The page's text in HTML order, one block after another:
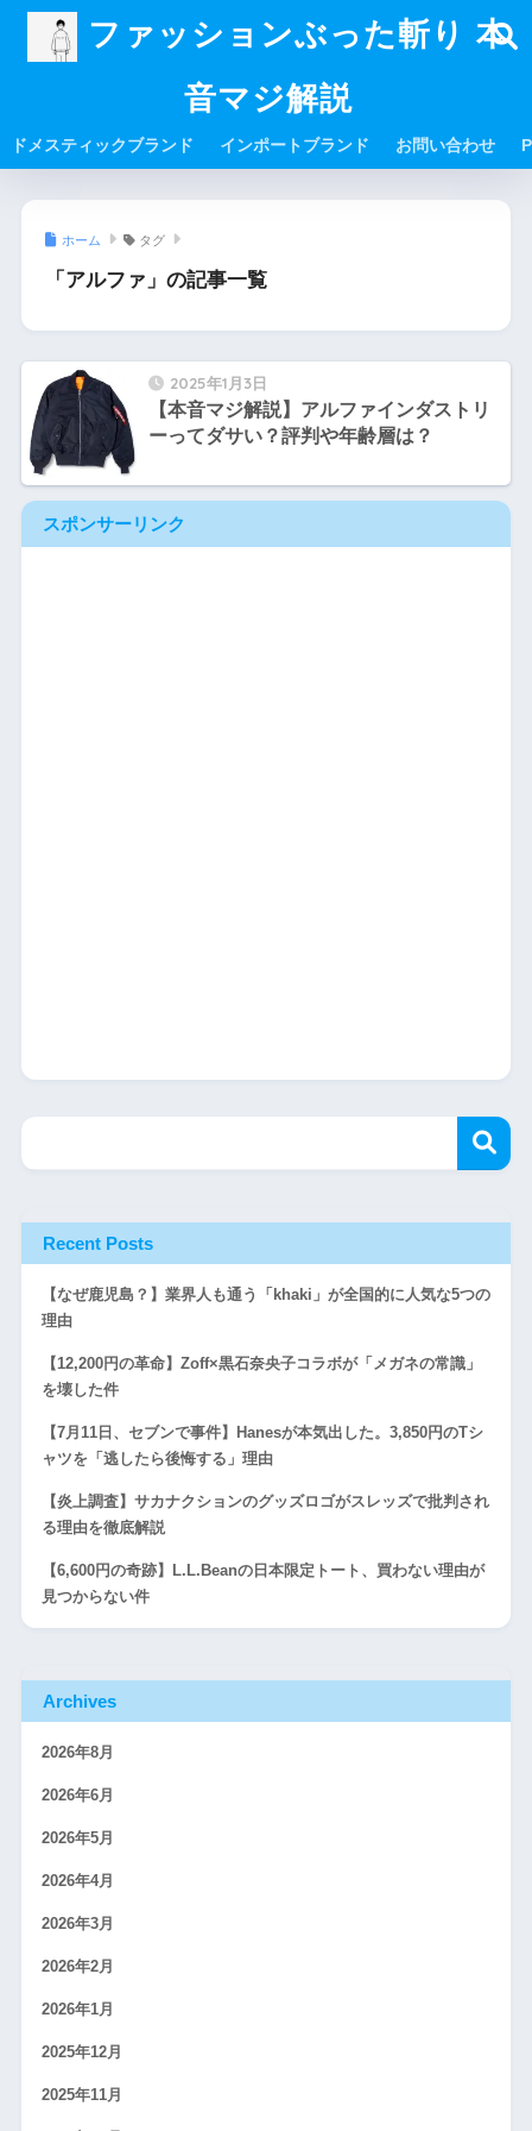
ファッションぶった斬り 本
音マジ解説
ドメスティックブランド インポートブランド お問い合わせ
ホーム タグ
「アルファ」の記事一覧
2025年1月3日
【本音マジ解説】アルファインダストリ
ーってダサい？評判や年齢層は？
スポンサーリンク
Recent Posts
【なぜ鹿児島？】業界人も通う「khaki」が全国的に人気な5つの
理由
【12,200円の革命】Zoff×黒石奈央子コラボが「メガネの常識」
を壊した件
【7月11日、セブンで事件】Hanesが本気出した。3,850円のTシ
ャツを「逃したら後悔する」理由
【炎上調査】サカナクションのグッズロゴがスレッズで批判され
る理由を徹底解説
【6,600円の奇跡】L.L.Beanの日本限定トート、買わない理由が
見つからない件
Archives
2026年8月
2026年6月
2026年5月
2026年4月
2026年3月
2026年2月
2026年1月
2025年12月
2025年11月